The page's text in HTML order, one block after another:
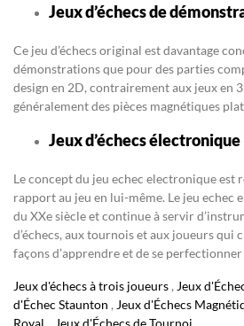
Jeux d’échecs de
Ce jeu d’échecs original est davantage
démonstrations que pour des parties
design en 2D, contrairement aux jeux en
généralement des pièces magnétiques
Jeux d’échecs électronique
Le concept du jeu echec electronique est
rapport au jeu en lui-même. Le jeu echec
du XXe siècle et continue à servir
d’échecs, aux tournois et aux joueurs qui
façons d’apprendre et de se perfectionner
Jeux d'échecs à trois joueurs , Jeux
d'Échec Staunton , Jeux d'Échecs
Royal , Jeux d'Échecs de Tournoi